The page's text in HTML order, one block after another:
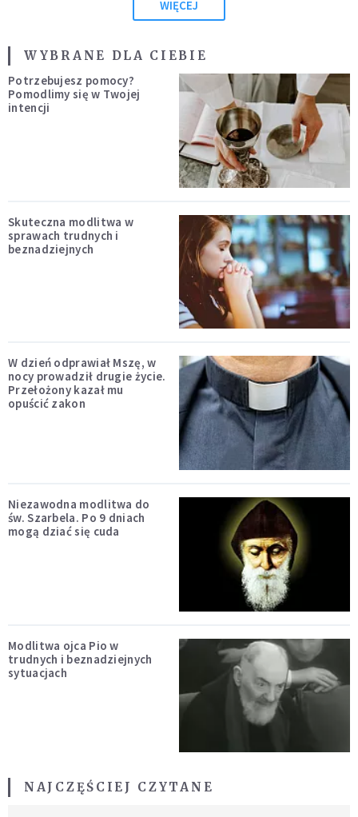
WIĘCEJ
WYBRANE DLA CIEBIE
Potrzebujesz pomocy?
Pomodlimy się w Twojej
intencji
Skuteczna modlitwa w
sprawach trudnych i
beznadziejnych
W dzień odprawiał Mszę, w
nocy prowadził drugie życie.
Przełożony kazał mu
opuścić zakon
Niezawodna modlitwa do
św. Szarbela. Po 9 dniach
mogą dziać się cuda
Modlitwa ojca Pio w
trudnych i beznadziejnych
sytuacjach
NAJCZĘŚCIEJ CZYTANE